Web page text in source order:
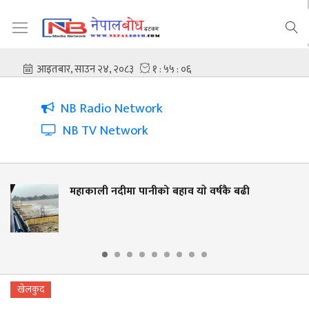
NB Radio Network
NB TV Network
बहाव याे वर्षकै बढी
नदी किनार
खेलकुद